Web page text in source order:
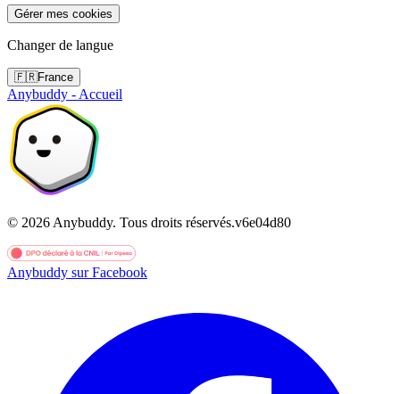
Gérer mes cookies
Changer de langue
🇫🇷France
Anybuddy - Accueil
© 2026 Anybuddy. Tous droits réservés.v6e04d80
Anybuddy sur Facebook